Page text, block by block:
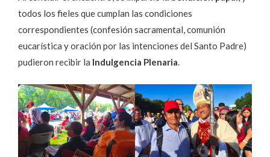
todos los fieles que cumplan las condiciones
correspondientes (confesión sacramental, comunión
eucarística y oración por las intenciones del Santo Padre)
pudieron recibir la Indulgencia Plenaria.